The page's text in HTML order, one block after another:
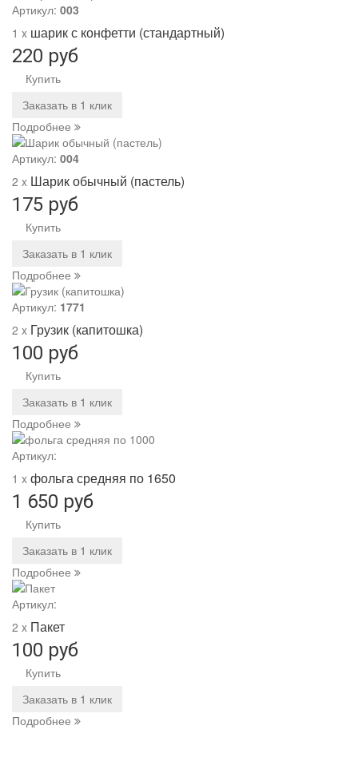
Артикул: 003
1 x шарик с конфетти (стандартный)
220 руб
Купить
Заказать в 1 клик
Подробнее
Артикул: 004
2 x Шарик обычный (пастель)
175 руб
Купить
Заказать в 1 клик
Подробнее
Артикул: 1771
2 x Грузик (капитошка)
100 руб
Купить
Заказать в 1 клик
Подробнее
Артикул:
1 x фольга средняя по 1650
1 650 руб
Купить
Заказать в 1 клик
Подробнее
Артикул:
2 x Пакет
100 руб
Купить
Заказать в 1 клик
Подробнее